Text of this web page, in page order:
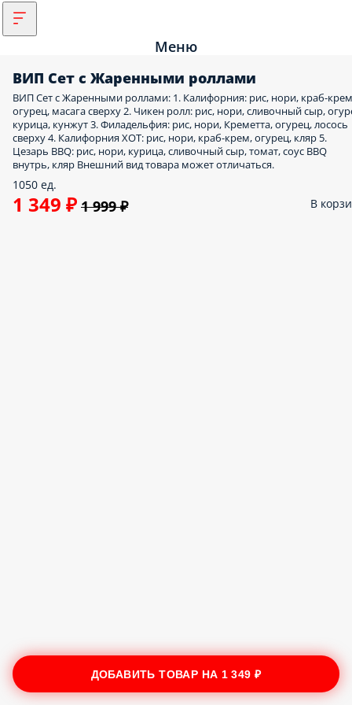
Меню
ВИП Сет с Жаренными роллами
ВИП Сет с Жаренными роллами: 1. Калифорния: рис, нори, краб-
огурец, масага сверху 2. Чикен ролл: рис, нори, сливочный сыр,
курица, кунжут 3. Филадельфия: рис, нори, Креметта, огурец, лосось
сверху 4. Калифорния ХОТ: рис, нори, краб-крем, огурец, кляр 5.
Цезарь BBQ: рис, нори, курица, сливочный сыр, томат, соус BBQ
внутрь, кляр Внешний вид товара может отличаться.
1050 ед.
1 349 ₽ 1 999 ₽ В
ДОБАВИТЬ ТОВАР НА 1 349 ₽